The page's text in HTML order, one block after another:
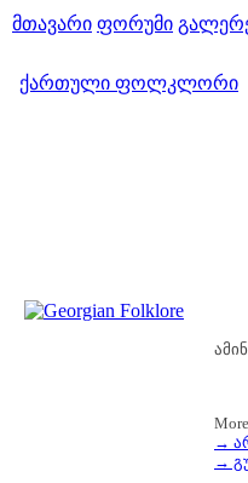
მთავარი ფორუმი
ქართული ფოლკლორი
ამინ
→
→